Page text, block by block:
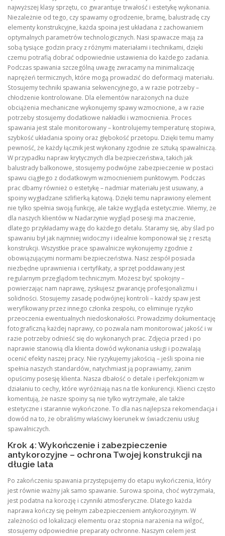
najwyższej klasy sprzętu, co gwarantuje trwałość i estetykę wykonania.
Niezależnie od tego, czy spawamy ogrodzenie, bramę, balustradę czy
elementy konstrukcyjne, każda spoina jest układana z zachowaniem
optymalnych parametrów technologicznych. Nasi spawacze mają za
sobą tysiące godzin pracy z różnymi materiałami i technikami, dzięki
czemu potrafią dobrać odpowiednie ustawienia do każdego zadania.
Podczas spawania szczególną uwagę zwracamy na minimalizację
naprężeń termicznych, które mogą prowadzić do deformacji materiału.
Stosujemy techniki spawania sekwencyjnego, a w razie potrzeby –
chłodzenie kontrolowane. Dla elementów narażonych na duże
obciążenia mechaniczne wykonujemy spawy wzmocnione, a w razie
potrzeby stosujemy dodatkowe nakładki i wzmocnienia. Proces
spawania jest stale monitorowany – kontrolujemy temperaturę stopiwa,
szybkość układania spoiny oraz głębokość przetopu. Dzięki temu mamy
pewność, że każdy łącznik jest wykonany zgodnie ze sztuką spawalniczą.
W przypadku napraw krytycznych dla bezpieczeństwa, takich jak
balustrady balkonowe, stosujemy podwójne zabezpieczenie w postaci
spawu ciągłego z dodatkowym wzmocnieniem punktowym. Podczas
prac dbamy również o estetykę – nadmiar materiału jest usuwany, a
spoiny wygładzane szlifierką kątową. Dzięki temu naprawiony element
nie tylko spełnia swoją funkcję, ale także wygląda estetycznie. Wiemy, że
dla naszych klientów w Nadarzynie wygląd posesji ma znaczenie,
dlatego przykładamy wagę do każdego detalu. Staramy się, aby ślad po
spawaniu był jak najmniej widoczny i idealnie komponował się z resztą
konstrukcji. Wszystkie prace spawalnicze wykonujemy zgodnie z
obowiązującymi normami bezpieczeństwa. Nasz zespół posiada
niezbędne uprawnienia i certyfikaty, a sprzęt poddawany jest
regularnym przeglądom technicznym. Możesz być spokojny –
powierzając nam naprawę, zyskujesz gwarancję profesjonalizmu i
solidności. Stosujemy zasadę podwójnej kontroli – każdy spaw jest
weryfikowany przez innego członka zespołu, co eliminuje ryzyko
przeoczenia ewentualnych niedoskonałości. Prowadzimy dokumentację
fotograficzną każdej naprawy, co pozwala nam monitorować jakość i w
razie potrzeby odnieść się do wykonanych prac. Zdjęcia przed i po
naprawie stanowią dla klienta dowód wykonania usługi i pozwalają
ocenić efekty naszej pracy. Nie ryzykujemy jakością – jeśli spoina nie
spełnia naszych standardów, natychmiast ją poprawiamy, zanim
opuścimy posesję klienta. Nasza dbałość o detale i perfekcjonizm w
działaniu to cechy, które wyróżniają nas na tle konkurencji. Klienci często
komentują, że nasze spoiny są nie tylko wytrzymałe, ale także
estetyczne i starannie wykończone. To dla nas najlepsza rekomendacja i
dowód na to, że obraliśmy właściwy kierunek w świadczeniu usług
spawalniczych.
Krok 4: Wykończenie i zabezpieczenie
antykorozyjne – ochrona Twojej konstrukcji na
długie lata
Po zakończeniu spawania przystępujemy do etapu wykończenia, który
jest równie ważny jak samo spawanie. Surowa spoina, choć wytrzymała,
jest podatna na korozję i czynniki atmosferyczne. Dlatego każda
naprawa kończy się pełnym zabezpieczeniem antykorozyjnym. W
zależności od lokalizacji elementu oraz stopnia narażenia na wilgoć,
stosujemy odpowiednie preparaty ochronne. Naszym celem jest